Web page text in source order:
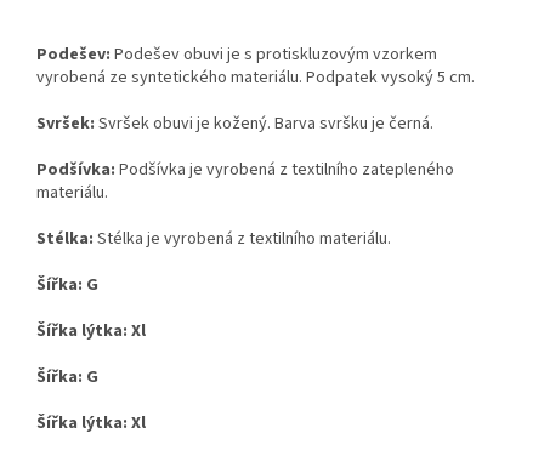
Podešev: Podešev obuvi je s protiskluzovým vzorkem
vyrobená ze syntetického materiálu. Podpatek vysoký 5 cm.
Svršek: Svršek obuvi je kožený. Barva svršku je černá.
Podšívka: Podšívka je vyrobená z textilního zatepleného
materiálu.
Stélka: Stélka je vyrobená z textilního materiálu.
Šířka: G
Šířka lýtka: Xl
Šířka: G
Šířka lýtka: Xl